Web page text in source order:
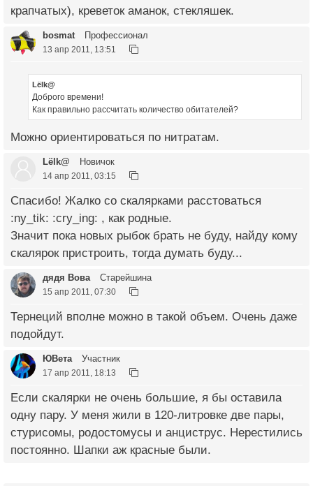
крапчатых), креветок аманок, стекляшек.
bosmat Профессионал
13 апр 2011, 13:51
Lёlk@
Доброго времени!
Как правильно рассчитать количество обитателей?
Можно ориентироваться по нитратам.
Lёlk@ Новичок
14 апр 2011, 03:15
Спасибо! Жалко со скалярками расстоваться
:ny_tik: :cry_ing: , как родные.
Значит пока новых рыбок брать не буду, найду кому
скалярок пристроить, тогда думать буду...
дядя Вова Старейшина
15 апр 2011, 07:30
Тернеций вполне можно в такой объем. Очень даже
подойдут.
ЮВета Участник
17 апр 2011, 18:13
Если скалярки не очень большие, я бы оставила
одну пару. У меня жили в 120-литровке две пары,
стурисомы, родостомусы и анциструс. Нерестились
постоянно. Шапки аж красные были.